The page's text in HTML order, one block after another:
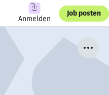
Anmelden
Job posten